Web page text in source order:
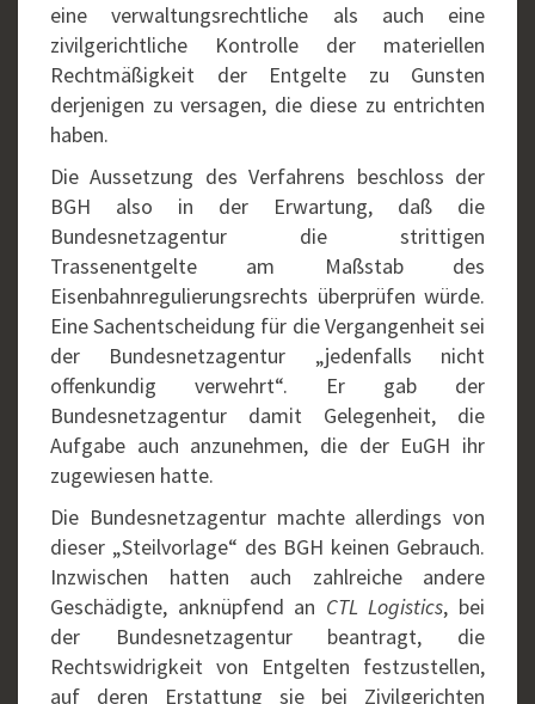
eine verwaltungsrechtliche als auch eine
zivilgerichtliche Kontrolle der materiellen
Rechtmäßigkeit der Entgelte zu Gunsten
derjenigen zu versagen, die diese zu entrichten
haben.
Die Aussetzung des Verfahrens beschloss der
BGH also in der Erwartung, daß die
Bundesnetzagentur die strittigen
Trassenentgelte am Maßstab des
Eisenbahnregulierungsrechts überprüfen würde.
Eine Sachentscheidung für die Vergangenheit sei
der Bundesnetzagentur „jedenfalls nicht
offenkundig verwehrt“. Er gab der
Bundesnetzagentur damit Gelegenheit, die
Aufgabe auch anzunehmen, die der EuGH ihr
zugewiesen hatte.
Die Bundesnetzagentur machte allerdings von
dieser „Steilvorlage“ des BGH keinen Gebrauch.
Inzwischen hatten auch zahlreiche andere
Geschädigte, anknüpfend an CTL Logistics, bei
der Bundesnetzagentur beantragt, die
Rechtswidrigkeit von Entgelten festzustellen,
auf deren Erstattung sie bei Zivilgerichten